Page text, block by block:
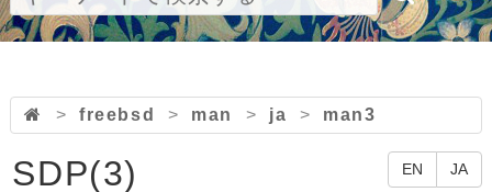
> freebsd > man > ja > man3
EN JA
SDP(3)